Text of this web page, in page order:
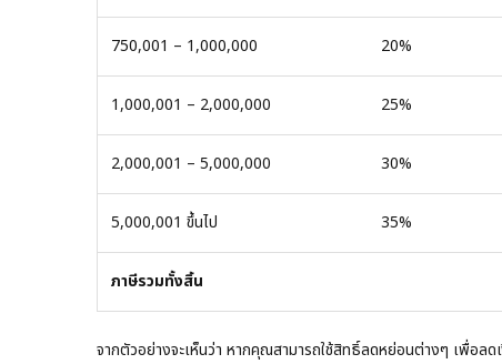
750,001 – 1,000,000 20%
1,000,001 – 2,000,000 25%
2,000,001 – 5,000,000 30%
5,000,001 ขึ้นไป 35%
ภาษีรวมทั้งสิ้น
จากตัวอย่างจะเห็นว่า หากคุณสามารถใช้สิทธิ์ลดหย่อนต่างๆ เพื่อล